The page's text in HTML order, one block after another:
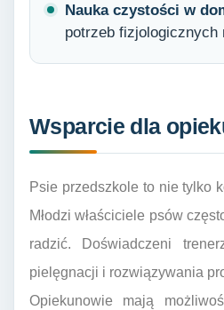
Nauka czystości w
potrzeb fizjologicznych
Wsparcie dla
Psie przedszkole to nie tylko
Młodzi właściciele psów
radzić. Doświadczeni
pielęgnacji i rozwiązywania
Opiekunowie mają